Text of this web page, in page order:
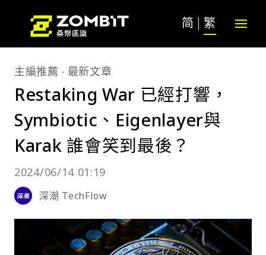
简 繁
主編推薦 最新文章
Restaking War 已經打響，
Symbiotic、Eigenlayer與
Karak 誰會笑到最後？
2024/06/14 01:19
深潮 TechFlow